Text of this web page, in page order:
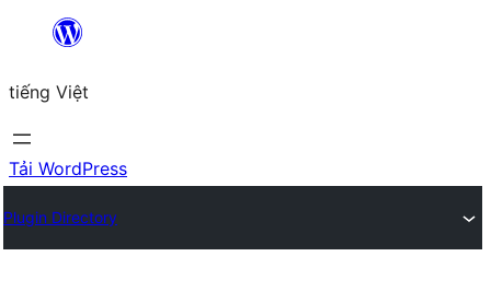
Chuyển
phần
nội
dung
tiếng Việt
Tải WordPress
Plugin Directory